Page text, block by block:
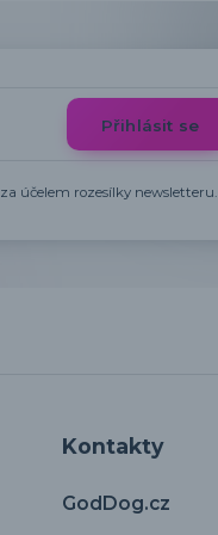
Přihlásit se
za účelem rozesílky newsletteru.
Kontakty
GodDog.cz